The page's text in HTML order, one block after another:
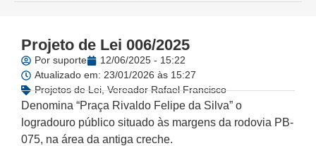
Projeto de Lei 006/2025
Por suporte
12/06/2025 - 15:22
Atualizado em: 23/01/2026 às 15:27
Projetos de Lei,Vereador Rafael Francisco
Denomina “Praça Rivaldo Felipe da Silva” o
logradouro público situado às margens da rodovia PB-
075, na área da antiga creche.